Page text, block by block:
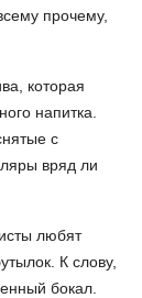
прочему,
которая
напитка.
с
вряд ли
любят
К слову,
бокал.